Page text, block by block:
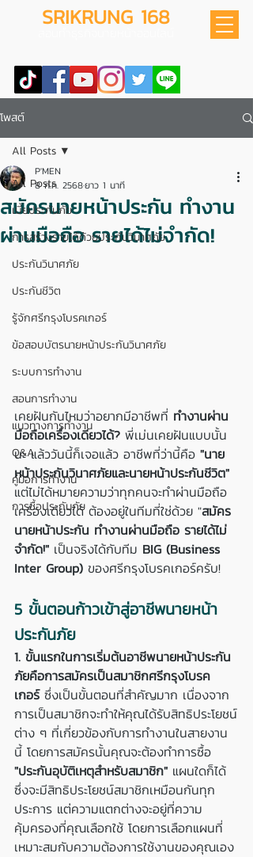
SRIKRUNG 168
โพสต์
All Posts
เบี้ยประกันภัย
การสร้างรายได้ด้วยประกันวินาศภัย
ประกันวินาศภัย
ประกันชีวิต
รู้จักศรีกรุงโบรคเกอร์
ข้อสอบบัตรนายหน้าประกันวินาศภัย
ระบบการทำงาน
สอนการทำงาน
แนวทางการทำงาน
Q&A
คู่มือการทำงาน
การซื้อประกันภัย
All Posts
สมัครนายหน้าประกัน ทำงาน
ผ่านมือถือ รายได้ไม่จำกัด!
P'MEN
8 ก.ค. 2568ยาว 1 นาที
เคยฝันกันไหมว่าอยากมีอาชีพที่ ทำงานผ่าน
มือถือเครื่องเดียวได้? พี่เม่นเคยฝันแบบนั้น
นะ แล้ววันนี้ก็เจอแล้ว อาชีพที่ว่านี้คือ "นาย
หน้าประกันวินาศภัยและนายหน้าประกันชีวิต"
แต่ไม่ได้หมายความว่าทุกคนจะทำผ่านมือถือ
เครื่องเดียวได้ ต้องอยู่ในทีมที่ใช่ด้วย "สมัคร
นายหน้าประกัน ทำงานผ่านมือถือ รายได้ไม่
จำกัด!" เป็นจริงได้กับทีม BIG (Business
Inter Group) ของศรีกรุงโบรคเกอร์ครับ!
5 ขั้นตอนก้าวเข้าสู่อาชีพนายหน้า
ประกันภัย
1. ขั้นแรกในการเริ่มต้นอาชีพนายหน้าประกัน
ภัยคือการสมัครเป็นสมาชิกศรีกรุงโบรค
เกอร์ ซึ่งเป็นขั้นตอนที่สำคัญมาก เนื่องจาก
การเป็นสมาชิกจะทำให้คุณได้รับสิทธิประโยชน์
ต่าง ๆ ที่เกี่ยวข้องกับการทำงานในสายงาน
นี้ โดยการสมัครนั้นคุณจะต้องทำการซื้อ
"ประกันอุบัติเหตุสำหรับสมาชิก" แผนใดก็ได้
ซึ่งจะมีสิทธิประโยชน์สมาชิกเหมือนกันทุก
ประการ แต่ความแตกต่างจะอยู่ที่ความ
คุ้มครองที่คุณเลือกใช้ โดยการเลือกแผนที่
เหมาะสมกับความต้องการใช้งานของคุณเอง